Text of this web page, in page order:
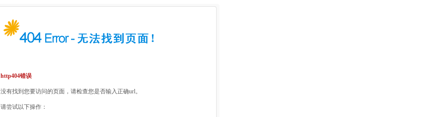
http404错误
没有找到您要访问的页面，请检查您是否输入正确url。
请尝试以下操作：